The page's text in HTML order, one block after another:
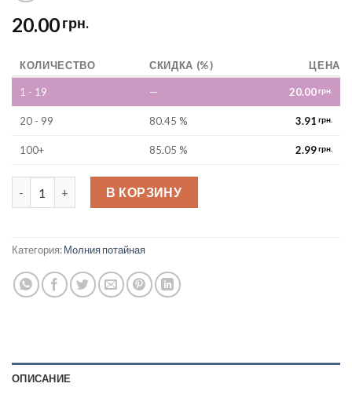
20.00грн.
КОЛИЧЕСТВО СКИДКА (%) ЦЕНА
1 - 19 — 20.00грн.
20 - 99 80.45 % 3.91 грн.
100+ 85.05 % 2.99грн.
Молния потайная 18 см quantity
В КОРЗИНУ
Категория:Молния потайная
ОПИСАНИЕ